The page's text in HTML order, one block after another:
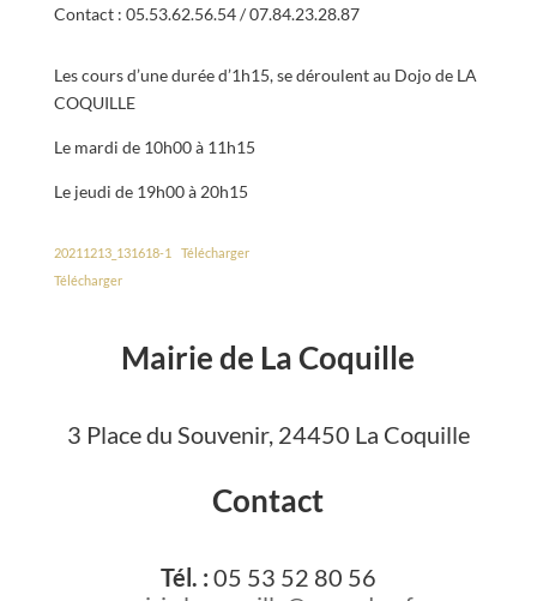
Contact : 05.53.62.56.54 / 07.84.23.28.87
Les cours d’une durée d’1h15, se déroulent au Dojo de LA
COQUILLE
Le mardi de 10h00 à 11h15
Le jeudi de 19h00 à 20h15
20211213_131618-1
Télécharger
Télécharger
Mairie de La Coquille
3 Place du Souvenir, 24450 La Coquille
Contact
Tél. : 05 53 52 80 56